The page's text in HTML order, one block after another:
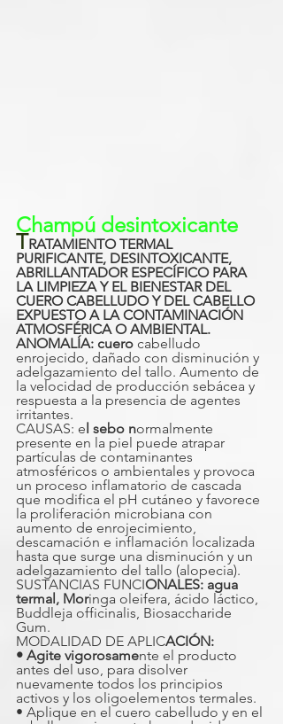
Champú desintoxicante
TRATAMIENTO TERMAL
PURIFICANTE, DESINTOXICANTE,
ABRILLANTADOR ESPECÍFICO PARA
LA LIMPIEZA Y EL BIENESTAR DEL
CUERO CABELLUDO Y DEL CABELLO
EXPUESTO A LA CONTAMINACIÓN
ATMOSFÉRICA O AMBIENTAL.
ANOMALÍA: cuero cabelludo
enrojecido, dañado con disminución y
adelgazamiento del tallo. Aumento de
la velocidad de producción sebácea y
respuesta a la presencia de agentes
irritantes.
CAUSAS: el sebo normalmente
presente en la piel puede atrapar
partículas de contaminantes
atmosféricos o ambientales y provoca
un proceso inflamatorio de cascada
que modifica el pH cutáneo y favorece
la proliferación microbiana con
aumento de enrojecimiento,
descamación e inflamación localizada
hasta que surge una disminución y un
adelgazamiento del tallo (alopecia).
SUSTANCIAS FUNCIONALES: agua
termal, Moringa oleifera, ácido láctico,
Buddleja officinalis, Biosaccharide
Gum.
MODALIDAD DE APLICACIÓN:
• Agite vigorosamente el producto
antes del uso, para disolver
nuevamente todos los principios
activos y los oligoelementos termales.
• Aplique en el cuero cabelludo y en el